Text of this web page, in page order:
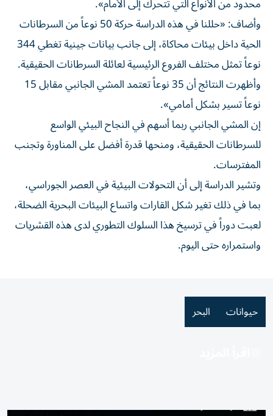
وأضاف: «حللنا في هذه الدراسة حركة 50 نوعاً من السرطانات
الحية داخل بيئات محاكاة، إلى جانب بيانات جينية تغطي 344
نوعاً تمثل مختلف الفروع الرئيسية لعائلة السرطانات الحقيقية.
وأظهرت النتائج أن 35 نوعاً تعتمد المشي الجانبي مقابل 15
نوعاً تسير بشكل أمامي».
إن المشي الجانبي ربما أسهم في النجاح البيئي الواسع
للسرطانات الحقيقية، ومنحها قدرة أفضل على المناورة وتجنب
المفترسات.
وتشير الدراسة إلى أن التحولات البيئية في العصر الجوراسي،
بما في ذلك تغير شكل القارات واتساع البيئات البحرية الضحلة،
لعبت دوراً في ترسيخ هذا السلوك التطوري لدى هذه القشريات
واستمراره حتى اليوم.
حيوانات البحر